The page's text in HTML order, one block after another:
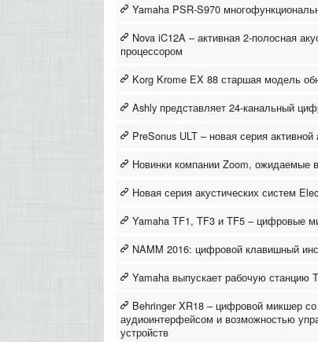
Yamaha PSR-S970
Nova iC12A – активная 2-полосная
процессором
Korg Krome EX 88 старшая модель
Ashly представляет 24-канальный
PreSonus ULT – новая серия активной
Новинки компании Zoom, ожидаемые
Новая серия акустических систем
Yamaha TF1, TF3 и TF5 – цифровые
NAMM 2016: цифровой клавишный
Yamaha выпускает рабочую станцию
Behringer XR18 – цифровой микшер
аудиоинтерфейсом и возможностью
устройств